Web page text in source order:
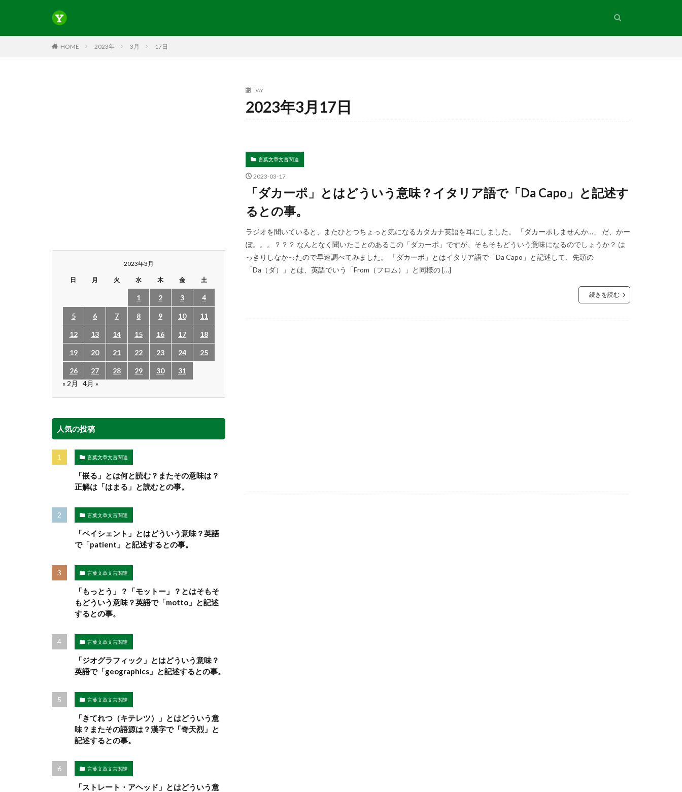
HOME 2023年 3月 17日
DAY
2023年3月17日
言葉文章文言関連
2023-03-17
「ダカーポ」とはどういう意味？イタリア語で「Da Capo」と記述す
るとの事。
ラジオを聞いていると、またひとつちょっと気になるカタカナ英語を耳にしました。 「ダカーポしませんか…」 だ、かー
ぽ。。。？？？ なんとなく聞いたことのあるこの「ダカーポ」ですが、そもそもどういう意味になるのでしょうか？ は
っきりしなかったので早速調べてみました。 「ダカーポ」とはイタリア語で「Da Capo」と記述して、先頭の
「Da（ダ）」とは、英語でいう「From（フロム）」と同様の […]
続きを読む
2023年3月
日 月 火 水 木 金 土
1 2 3 4
5 6 7 8 9 10 11
12 13 14 15 16 17 18
19 20 21 22 23 24 25
26 27 28 29 30
31
« 2月
4月 »
人気の投稿
言葉文章文言関連
「嵌る」とは何と読む？またその意味は？
正解は「はまる」と読むとの事。
言葉文章文言関連
「ペイシェント」とはどういう意味？英語
で「patient」と記述するとの事。
言葉文章文言関連
「もっとう」？「モットー」？とはそもそ
もどういう意味？英語で「motto」と記述
するとの事。
言葉文章文言関連
「ジオグラフィック」とはどういう意味？
英語で「geographics」と記述するとの事。
言葉文章文言関連
「きてれつ（キテレツ）」とはどういう意
味？またその語源は？漢字で「奇天烈」と
記述するとの事。
言葉文章文言関連
「ストレート・アヘッド」とはどういう意